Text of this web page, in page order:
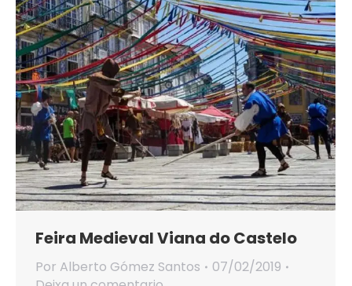
Feira Medieval Viana do Castelo
Por Alberto Gómez Santos
07/02/2019